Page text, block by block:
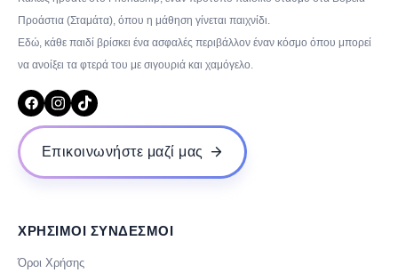
Προάστια (Σταμάτα), όπου η μάθηση γίνεται παιχνίδι.
Εδώ, κάθε παιδί βρίσκει ένα ασφαλές περιβάλλον έναν κόσμο όπου μπορεί
να ανοίξει τα φτερά του με σιγουριά και χαμόγελο.
Επικοινωνήστε μαζί μας
ΧΡΗΣΙΜΟΙ ΣΥΝΔΕΣΜΟΙ
Όροι Χρήσης